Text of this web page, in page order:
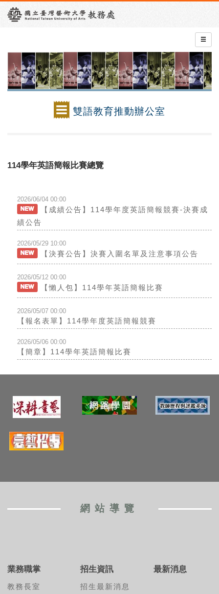
雙語教育推動辦公室
114學年英語簡報比賽總覽
2026/06/04 00:00
【成績公告】114學年度英語簡報競賽-決賽成
績公告
2026/05/29 10:00
【決賽公告】決賽入圍名單及注意事項公告
2026/05/12 00:00
【懶人包】114學年英語簡報比賽
2026/05/07 00:00
【報名表單】114學年度英語簡報競賽
2026/05/06 00:00
【簡章】114學年英語簡報比賽
網站導覽
業務職掌
教務長室
招生資訊
招生最新消息
最新消息